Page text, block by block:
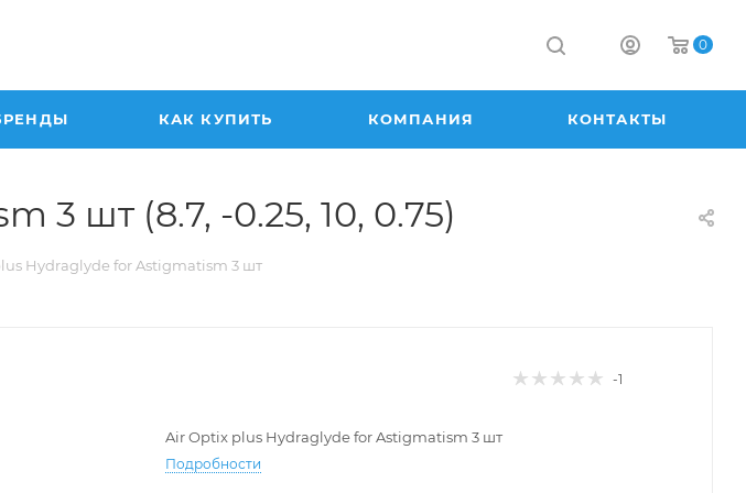
0
КАК КУПИТЬ КОМПАНИЯ КОНТАКТЫ
3 шт (8.7, -0.25, 10, 0.75)
Hydraglyde for Astigmatism 3 шт
-1
Air Optix plus Hydraglyde for Astigmatism 3 шт
Подробности